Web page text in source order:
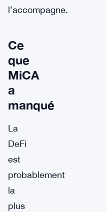
l’accompagne.
Ce
que
MiCA
a
manqué
La
DeFi
est
probablement
la
plus